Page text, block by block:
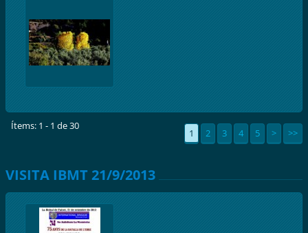
Ítems: 1 - 1 de 30
1 2 3 4 5 > >>
VISITA IBMT 21/9/2013